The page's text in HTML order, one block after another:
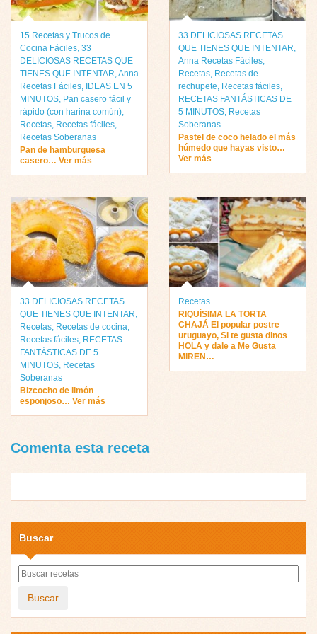
15 Recetas y Trucos de
Cocina Fáciles, 33
DELICIOSAS RECETAS QUE
TIENES QUE INTENTAR,Anna
Recetas Fáciles, IDEAS EN 5
MINUTOS, Pan casero fácil y
rápido (con harina común),
Recetas, Recetas fáciles,
Recetas Soberanas
Pan de hamburguesa
casero… Ver más
33 DELICIOSAS RECETAS
QUE TIENES QUE INTENTAR,
Anna Recetas Fáciles,
Recetas, Recetas de
rechupete, Recetas fáciles,
RECETAS FANTÁSTICAS DE
5 MINUTOS, Recetas
Soberanas
Pastel de coco helado el más
húmedo que hayas visto…
Ver más
33 DELICIOSAS RECETAS
QUE TIENES QUE INTENTAR,
Recetas, Recetas de cocina,
Recetas fáciles, RECETAS
FANTÁSTICAS DE 5
MINUTOS, Recetas
Soberanas
Bizcocho de limón
esponjoso… Ver más
Recetas
RIQUÍSIMA LA TORTA
CHAJÁ El popular postre
uruguayo, Si te gusta dinos
HOLA y dale a Me Gusta
MIREN…
Comenta esta receta
Buscar
Buscar